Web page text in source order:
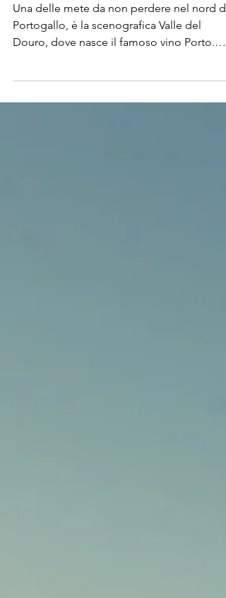
Una delle mete da non perdere nel nord
Portogallo, è la scenografica Valle del
Regione...